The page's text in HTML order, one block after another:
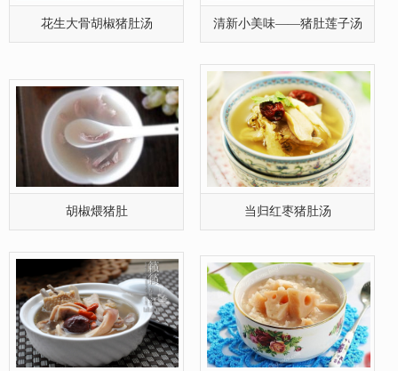
花生大骨胡椒猪肚汤 清新小美味——猪肚莲子汤
胡椒煨猪肚 当归红枣猪肚汤